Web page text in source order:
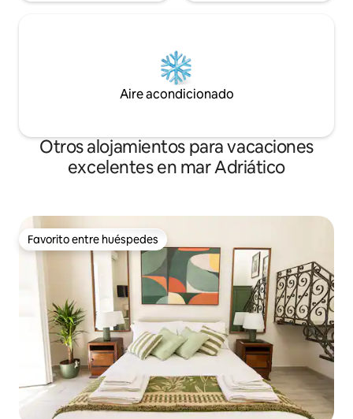
Aire acondicionado
Otros alojamientos para vacaciones
excelentes en mar Adriático
Favorito entre huéspedes
Favorito entre huéspedes